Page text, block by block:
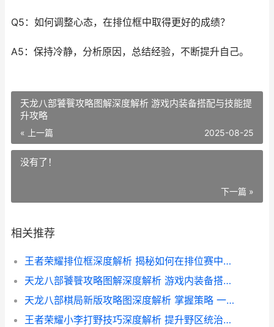
Q5：如何调整心态，在排位框中取得更好的成绩？
A5：保持冷静，分析原因，总结经验，不断提升自己。
天龙八部饕餮攻略图解深度解析 游戏内装备搭配与技能提
升攻略
« 上一篇 2025-08-25
没有了！
下一篇 »
相关推荐
王者荣耀排位框深度解析 揭秘如何在排位赛中脱颖而出
天龙八部饕餮攻略图解深度解析 游戏内装备搭配与技能提升攻略
天龙八部棋局新版攻略图深度解析 掌握策略 一招制胜
王者荣耀小李打野技巧深度解析 提升野区统治力的实战攻略